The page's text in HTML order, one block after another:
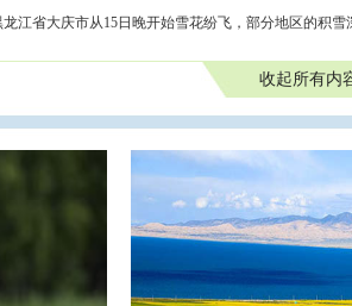
江省大庆市从15日晚开始雪花纷飞，部分地区的积
收起所有内